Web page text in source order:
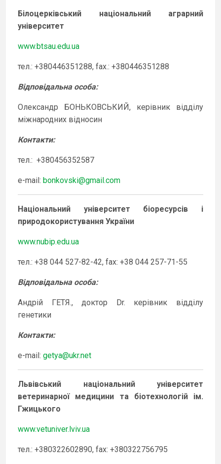
Білоцерківський національний аграрний
університет
www.btsau.edu.ua
тел.: +380446351288, fax.: +380446351288
Відповідальна особа:
Олександр БОНЬКОВСЬКИЙ, керівник відділу
міжнародних відносин
Контакти:
тел.: +380456352587
e-mail: bonkovski@gmail.com
Національний університет біоресурсів і
природокористування України
www.nubip.edu.ua
тел.: +38 044 527-82-42, fax: +38 044 257-71-55
Відповідальна особа:
Андрій ГЕТЯ., доктор Dr. керівник відділу
генетики
Контакти:
e-mail: getya@ukr.net
Львівський національний університет
ветеринарної медицини та біотехнологій ім.
Гжицького
www.vetuniver.lviv.ua
тел.: +380322602890, fax: +380322756795